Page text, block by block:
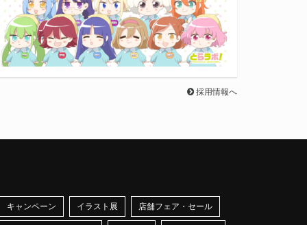
採用情報へ
キャンペーン イラスト展 店舗フェア・セール